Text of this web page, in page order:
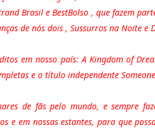
Brasil e BestBolso , que fazem
de nós dois , Sussurros na Noite e
em nosso país: A Kingdom of
e o título independente
de fãs pelo mundo, e sempre
e em nossas estantes, para que